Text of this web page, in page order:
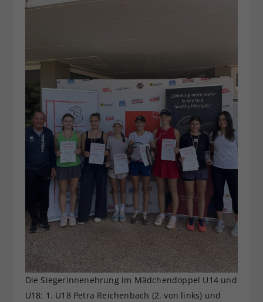
Die Siegerinnenehrung im Mädchendoppel U14 und
U18: 1. U18 Petra Reichenbach (2. von links) und